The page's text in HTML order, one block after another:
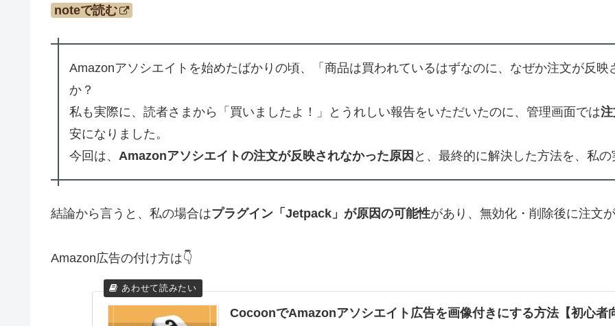
noteで読む
Amazonアソシエイトを始めたばかりの頃、「商品は買われているはずなのに、なぜか注文が反
か？
私も実際に、読者さまから「買いましたよ！」とうれしい報告をいただいたのに、管理画面では
安になりました。
今回は、 Amazonアソシエイトの注文が反映されなかった原因 と、最終的に解決した方法を、私
結論から言うと、私の場合はプラグイン「Jetpack」が原因の可能性があり、無効化・削除後に注文
Amazon広告の付け方は👇
CocoonでAmazonアソシエイト広告を画像付きにする方法【初心者